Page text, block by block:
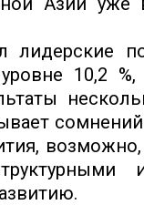
лидерские
10,2